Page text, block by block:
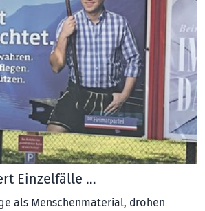
Einzelfälle …
als Menschenmaterial, drohen